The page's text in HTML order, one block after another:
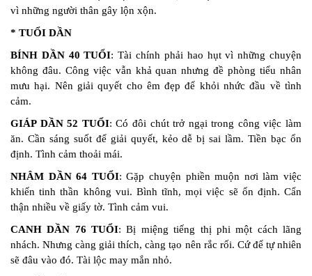
vì những người thân gây lộn xộn.
* TUỔI DẦN
BÍNH DẦN 40 TUỔI: Tài chính phải hao hụt vì những chuyện
không đâu. Công việc vẫn khả quan nhưng đề phòng tiểu nhân
mưu hại. Nên giải quyết cho êm đẹp để khỏi nhức đầu về tình
cảm.
GIÁP DẦN 52 TUỔI: Có đôi chút trở ngại trong công việc làm
ăn. Cần sáng suốt để giải quyết, kẻo dễ bị sai lầm. Tiền bạc ổn
định. Tình cảm thoải mái.
NHÂM DẦN 64 TUỔI: Gặp chuyện phiền muộn nơi làm việc
khiến tinh thần không vui. Bình tĩnh, mọi việc sẽ ổn định. Cẩn
thận nhiều về giấy tờ. Tình cảm vui.
CANH DẦN 76 TUỔI: Bị miệng tiếng thị phi một cách lãng
nhách. Nhưng càng giải thích, càng tạo nên rắc rối. Cứ để tự nhiên
sẽ đâu vào đó. Tài lộc may mắn nhỏ.